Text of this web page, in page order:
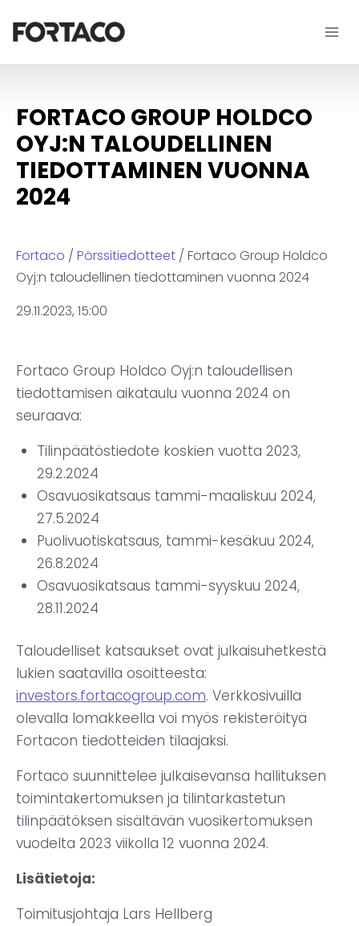
sisältöön
FORTACO GROUP HOLDCO
OYJ:N TALOUDELLINEN
TIEDOTTAMINEN VUONNA
2024
Fortaco / Pörssitiedotteet / Fortaco Group Holdco
Oyj:n taloudellinen tiedottaminen vuonna 2024
29.11.2023, 15:00
Fortaco Group Holdco Oyj:n taloudellisen
tiedottamisen aikataulu vuonna 2024 on
seuraava:
Tilinpäätöstiedote koskien vuotta 2023,
29.2.2024
Osavuosikatsaus tammi-maaliskuu 2024,
27.5.2024
Puolivuotiskatsaus, tammi-kesäkuu 2024,
26.8.2024
Osavuosikatsaus tammi-syyskuu 2024,
28.11.2024
Taloudelliset katsaukset ovat julkaisuhetkestä
lukien saatavilla osoitteesta:
investors.fortacogroup.com. Verkkosivuilla
olevalla lomakkeella voi myös rekisteröityä
Fortacon tiedotteiden tilaajaksi.
Fortaco suunnittelee julkaisevansa hallituksen
toimintakertomuksen ja tilintarkastetun
tilinpäätöksen sisältävän vuosikertomuksen
vuodelta 2023 viikolla 12 vuonna 2024.
Lisätietoja:
Toimitusjohtaja Lars Hellberg